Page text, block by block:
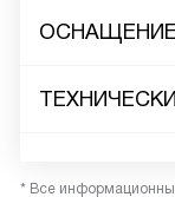
ОСНАЩЕНИЕ
* Все